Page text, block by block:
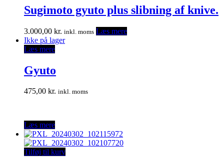
Sugimoto gyuto plus slibning af knive.
3.000,00 kr. inkl. moms Læs mere
Ikke på lager
Læs mere
Gyuto
475,00 kr. inkl. moms
Læs mere
Tilføj til kurv